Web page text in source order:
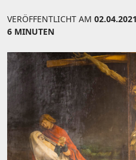
VERÖFFENTLICHT AM
6 MINUTEN